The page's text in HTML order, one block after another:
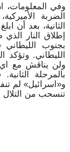
وفي المعلومات،
الضربة
الثانية، بعد أن
بجنوب
الليطاني. وتؤكد
ولن يناقش مع
بالمرحلة
و«اسرائيل» لم
تنسحب من